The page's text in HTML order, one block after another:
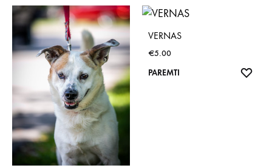
VERNAS
€5.00
PAREMTI